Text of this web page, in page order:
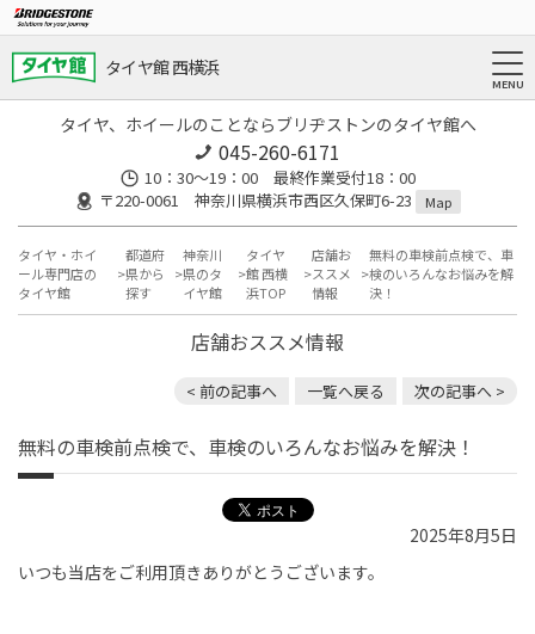
タイヤ館 西横浜
タイヤ、ホイールのことならブリヂストンのタイヤ館へ
045-260-6171
10：30～19：00 最終作業受付18：00
〒220-0061 神奈川県横浜市西区久保町6-23
Map
タイヤ・ホイ
ール専門店の
タイヤ館
都道府
県から
探す
神奈川
県のタ
イヤ館
タイヤ
館 西横
浜TOP
店舗お
ススメ
情報
無料の車検前点検で、車
検のいろんなお悩みを解
決！
店舗おススメ情報
< 前の記事へ 一覧へ戻る 次の記事へ >
無料の車検前点検で、車検のいろんなお悩みを解決！
2025年8月5日
いつも当店をご利用頂きありがとうございます。